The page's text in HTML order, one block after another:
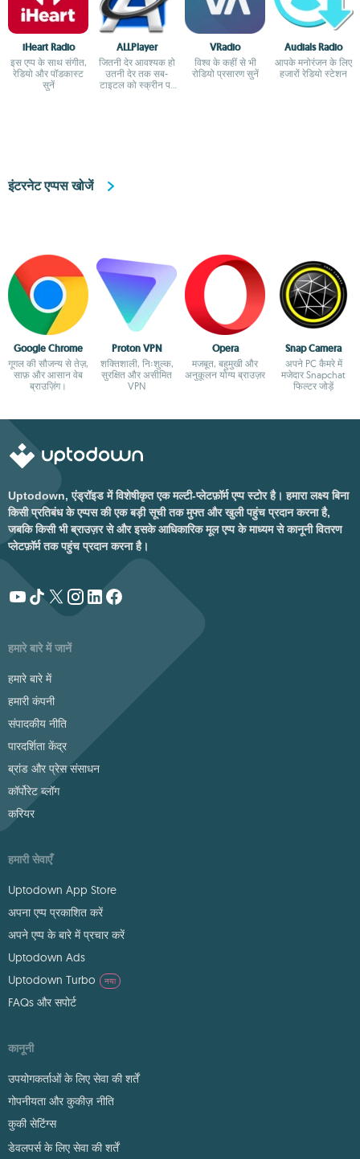
iHeart Radio
इस एप्प के साथ संगीत,
रेडियो और पॉडकास्ट
सुनें
ALLPlayer
जितनी देर आवश्यक हो
उतनी देर तक सब-
टाइटल को स्क्रीन पर
VRadio
विश्व के कहीं से भी
रोडियो प्रसारण सुनें
Audials Radio
आपके मनोरंजन के लिए
हजारों रेडियो स्टेशन
इंटरनेट एप्पस खोजें
Google Chrome
गूगल की सौजन्य से तेज़,
साफ़ और आसान वेब
ब्राउज़िंग।
Proton VPN
शक्तिशाली, निःशुल्क,
सुरक्षित और असीमित
VPN
Opera
मजबूत, बहुमुखी और
अनुकूलन योग्य ब्राउज़र
Snap Camera
अपने PC कैमरे में
मजेदार Snapchat
फिल्टर जोड़ें
Uptodown, एंड्रॉइड में विशेषीकृत एक मल्टी-प्लेटफ़ॉर्म एप्प स्टोर है। हमारा लक्ष्य बिना
किसी प्रतिबंध के एप्पस की एक बड़ी सूची तक मुफ्त और खुली पहुंच प्रदान करना है,
जबकि किसी भी ब्राउज़र से और इसके आधिकारिक मूल एप्प के माध्यम से कानूनी वितरण
प्लेटफ़ॉर्म तक पहुंच प्रदान करना है।
हमारे बारे में जानें
हमारे बारे में
हमारी कंपनी
संपादकीय नीति
पारदर्शिता केंद्र
ब्रांड और प्रेस संसाधन
कॉर्पोरेट ब्लॉग
करियर
हमारी सेवाएँ
Uptodown App Store
अपना एप्प प्रकाशित करें
अपने एप्प के बारे में प्रचार करें
Uptodown Ads
Uptodown Turbo
नया
FAQs और सपोर्ट
कानूनी
उपयोगकर्ताओं के लिए सेवा की शर्तें
गोपनीयता और कुकीज़ नीति
कुकी सेटिंग्स
डेवलपर्स के लिए सेवा की शर्तें